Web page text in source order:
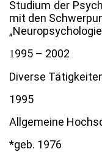
Studium der
mit den
1995 – 2002
Diverse
1995
Allgemeine
*geb. 1976